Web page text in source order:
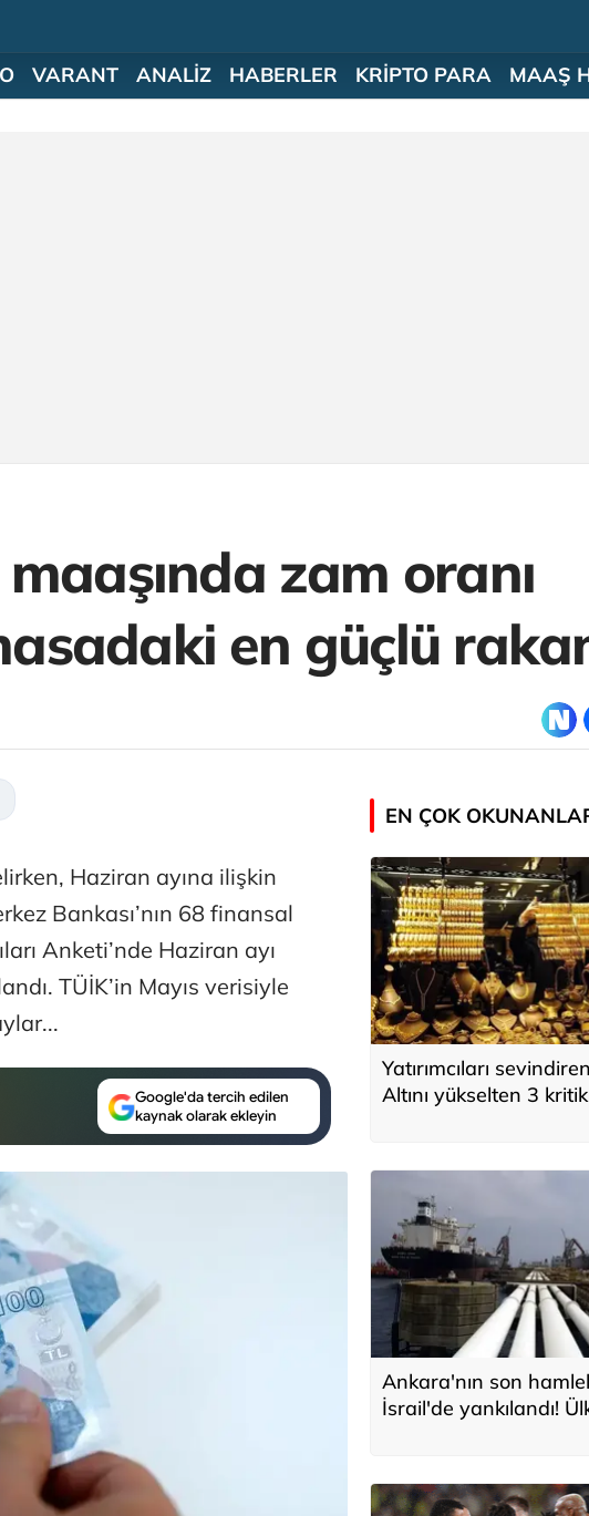
VARANT ANALİZ HABERLER KRİPTO PARA MAAŞ
zam oranı
en güçlü
Haziran ayına ilişkin
Bankası’nın 68 finansal
Anketi’nde Haziran ayı
TÜİK’in Mayıs verisiyle
Google'da tercih edilen
kaynak olarak ekleyin
EN ÇOK
Yatırımcıları
Altını yükselten 3
Ankara'nın son
İsrail'de yankılandı!